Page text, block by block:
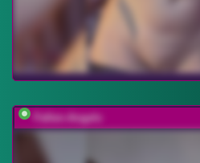
Fallen-Angels